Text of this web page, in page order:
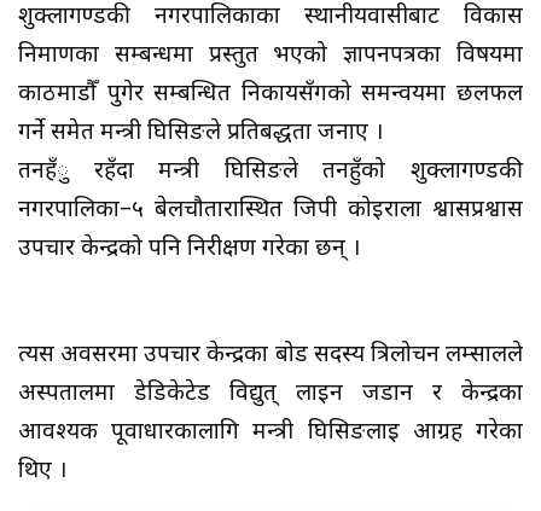
शुक्लागण्डकी नगरपालिकाका स्थानीयवासीबाट विकास
निर्माणका सम्बन्धमा प्रस्तुत भएको ज्ञापनपत्रका विषयमा
काठमाडौँ पुगेर सम्बन्धित निकायसँगको समन्वयमा छलफल
गर्ने समेत मन्त्री घिसिङले प्रतिबद्धता जनाए ।
तनहँु रहँदा मन्त्री घिसिङले तनहुँको शुक्लागण्डकी
नगरपालिका–५ बेलचौतारास्थित जिपी कोइराला श्वासप्रश्वास
उपचार केन्द्रको पनि निरीक्षण गरेका छन् ।
त्यस अवसरमा उपचार केन्द्रका बोर्ड सदस्य त्रिलोचन लम्सालले
अस्पतालमा डेडिकेटेड विद्युत् लाइन जडान र केन्द्रका
आवश्यक पूर्वाधारकालागि मन्त्री घिसिङलाई आग्रह गरेका
थिए ।